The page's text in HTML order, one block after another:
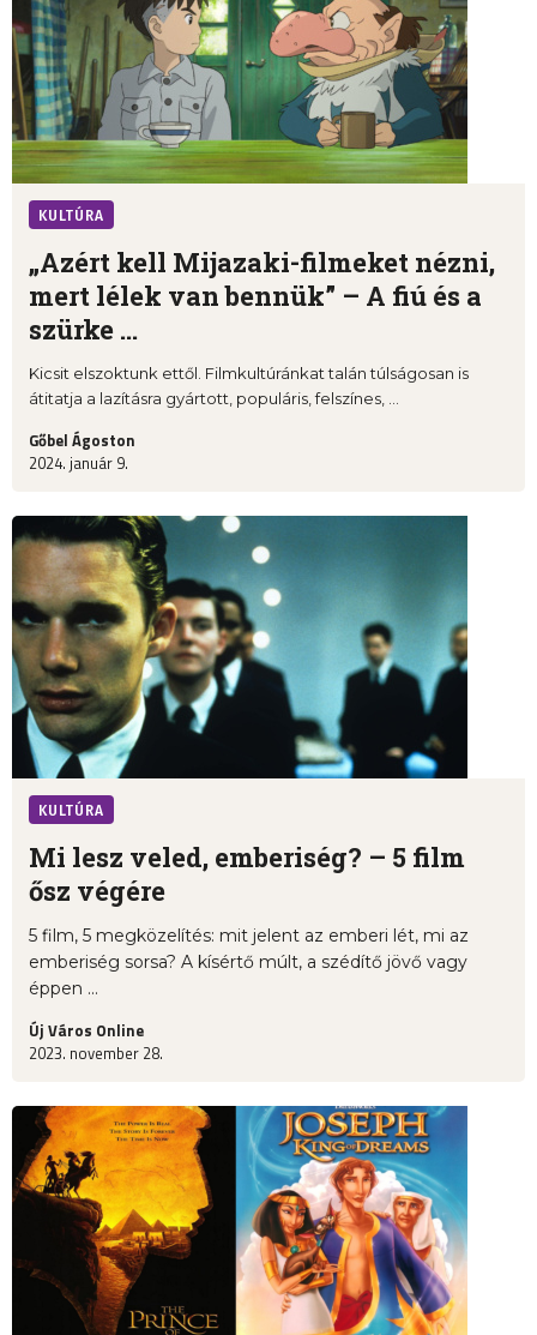
KULTÚRA
„Azért kell Mijazaki-filmeket nézni,
mert lélek van bennük” – A fiú és a
szürke ...
Kicsit elszoktunk ettől. Filmkultúránkat talán túlságosan is
átitatja a lazításra gyártott, populáris, felszínes, ...
Gőbel Ágoston
2024. január 9.
KULTÚRA
Mi lesz veled, emberiség? – 5 film
ősz végére
5 film, 5 megközelítés: mit jelent az emberi lét, mi az
emberiség sorsa? A kísértő múlt, a szédítő jövő vagy
éppen ...
Új Város Online
2023. november 28.